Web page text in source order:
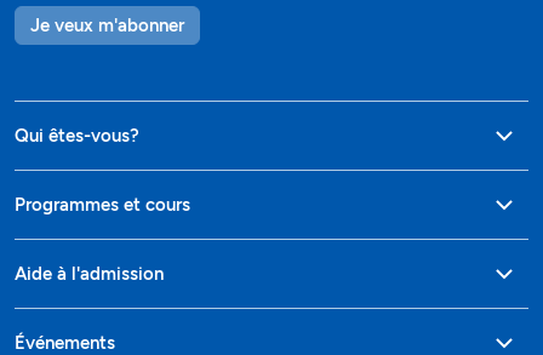
Je veux m'abonner
Qui êtes-vous?
Programmes et cours
Aide à l'admission
Événements